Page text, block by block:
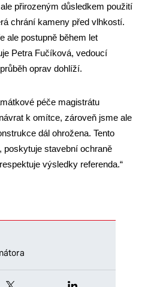
přirozeným důsledkem použití
chrání kameny před vlhkostí.
ale postupně během let
Petra Fučíková, vedoucí
oprav dohlíží.
péče magistrátu
k omítce, zároveň jsme ale
dál ohrožena. Tento
poskytuje stavební ochraně
výsledky referenda.“